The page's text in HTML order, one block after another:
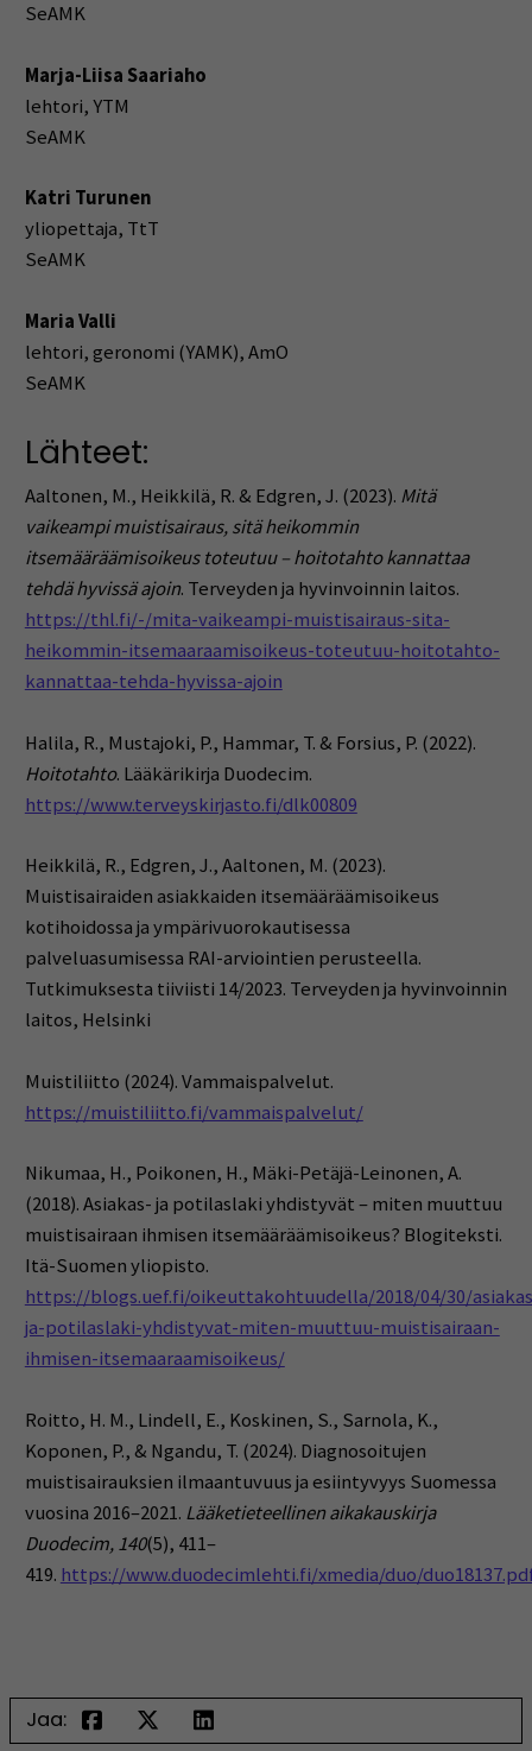
SeAMK
Marja-Liisa Saariaho
lehtori, YTM
SeAMK
Katri Turunen
yliopettaja, TtT
SeAMK
Maria Valli
lehtori, geronomi (YAMK), AmO
SeAMK
Lähteet:
Aaltonen, M., Heikkilä, R. & Edgren, J. (2023). Mitä
vaikeampi muistisairaus, sitä heikommin
itsemääräämisoikeus toteutuu – hoitotahto kannattaa
tehdä hyvissä ajoin. Terveyden ja hyvinvoinnin laitos.
https://thl.fi/-/mita-vaikeampi-muistisairaus-sita-
heikommin-itsemaaraamisoikeus-toteutuu-hoitotahto-
kannattaa-tehda-hyvissa-ajoin
Halila, R., Mustajoki, P., Hammar, T. & Forsius, P. (2022).
Hoitotahto. Lääkärikirja Duodecim.
https://www.terveyskirjasto.fi/dlk00809
Heikkilä, R., Edgren, J., Aaltonen, M. (2023).
Muistisairaiden asiakkaiden itsemääräämisoikeus
kotihoidossa ja ympärivuorokautisessa
palveluasumisessa RAI-arviointien perusteella.
Tutkimuksesta tiiviisti 14/2023. Terveyden ja hyvinvoinnin
laitos, Helsinki
Muistiliitto (2024). Vammaispalvelut.
https://muistiliitto.fi/vammaispalvelut/
Nikumaa, H., Poikonen, H., Mäki-Petäjä-Leinonen, A.
(2018). Asiakas- ja potilaslaki yhdistyvät – miten muuttuu
muistisairaan ihmisen itsemääräämisoikeus? Blogiteksti.
Itä-Suomen yliopisto.
https://blogs.uef.fi/oikeuttakohtuudella/2018/04/30/
ja-potilaslaki-yhdistyvat-miten-muuttuu-muistisairaan-
ihmisen-itsemaaraamisoikeus/
Roitto, H. M., Lindell, E., Koskinen, S., Sarnola, K.,
Koponen, P., & Ngandu, T. (2024). Diagnosoitujen
muistisairauksien ilmaantuvuus ja esiintyvyys Suomessa
vuosina 2016–2021. Lääketieteellinen aikakauskirja
Duodecim, 140(5), 411–
419. https://www.duodecimlehti.fi/xmedia/duo/
Jaa: